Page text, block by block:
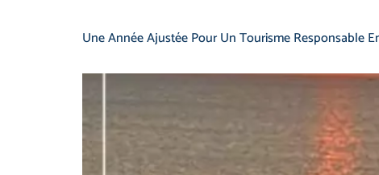
Une Année Ajustée Pour Un Tourisme Responsable